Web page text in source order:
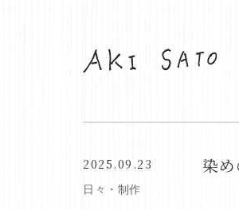
染
2025.09.23
日々・制作